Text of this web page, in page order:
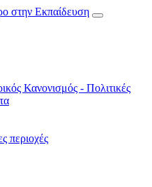
Κανονισμός - Πολιτικές
περιοχές